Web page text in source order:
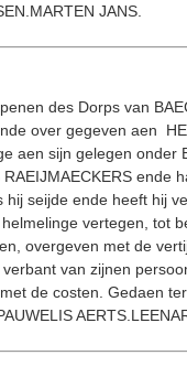
JANS.
des Dorps van
over gegeven aen
aen sijn gelegen onder
seijde ende heeft hij
vertegen, tot
overgeven met de
van zijnen
de costen. Gedaen